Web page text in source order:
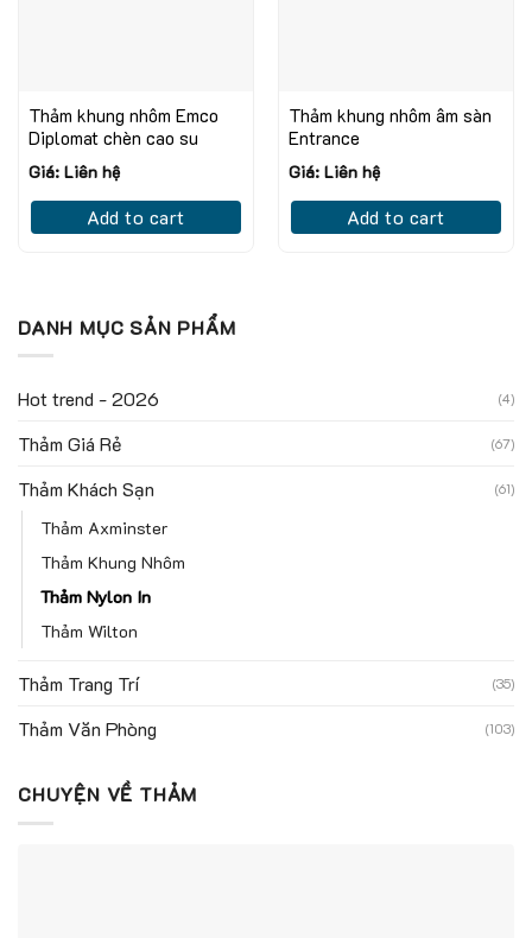
Thảm khung nhôm Emco
Diplomat chèn cao su
Giá: Liên hệ
Add to cart
Thảm khung nhôm âm sàn
Entrance
Giá: Liên hệ
Add to cart
DANH MỤC SẢN PHẨM
Hot trend - 2026 (4)
Thảm Giá Rẻ (67)
Thảm Khách Sạn (61)
Thảm Axminster
Thảm Khung Nhôm
Thảm Nylon In
Thảm Wilton
Thảm Trang Trí (35)
Thảm Văn Phòng (103)
CHUYỆN VỀ THẢM